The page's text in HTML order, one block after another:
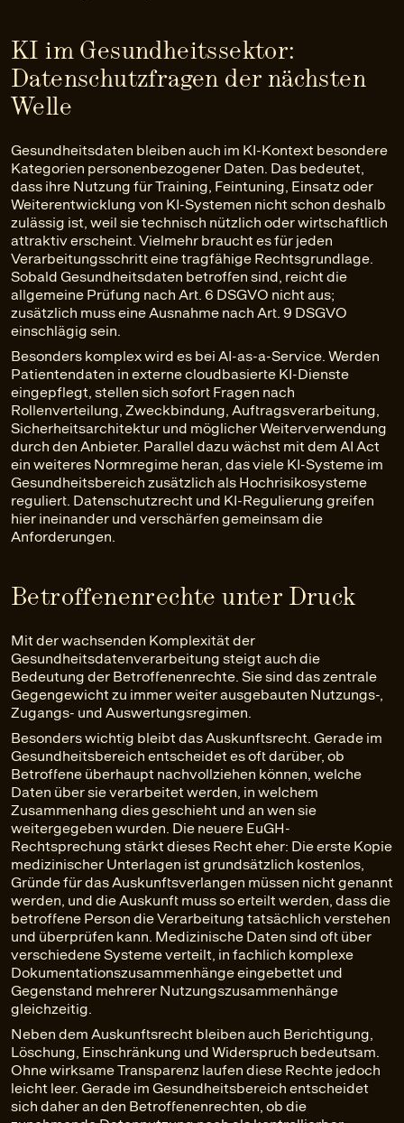
KI im Gesundheitssektor:
Datenschutzfragen der nächsten
Welle
Gesundheitsdaten bleiben auch im KI-Kontext besondere
Kategorien personenbezogener Daten. Das bedeutet,
dass ihre Nutzung für Training, Feintuning, Einsatz oder
Weiterentwicklung von KI-Systemen nicht schon deshalb
zulässig ist, weil sie technisch nützlich oder wirtschaftlich
attraktiv erscheint. Vielmehr braucht es für jeden
Verarbeitungsschritt eine tragfähige Rechtsgrundlage.
Sobald Gesundheitsdaten betroffen sind, reicht die
allgemeine Prüfung nach Art. 6 DSGVO nicht aus;
zusätzlich muss eine Ausnahme nach Art. 9 DSGVO
einschlägig sein.
Besonders komplex wird es bei AI-as-a-Service. Werden
Patientendaten in externe cloudbasierte KI-Dienste
eingepflegt, stellen sich sofort Fragen nach
Rollenverteilung, Zweckbindung, Auftragsverarbeitung,
Sicherheitsarchitektur und möglicher Weiterverwendung
durch den Anbieter. Parallel dazu wächst mit dem AI Act
ein weiteres Normregime heran, das viele KI-Systeme im
Gesundheitsbereich zusätzlich als Hochrisikosysteme
reguliert. Datenschutzrecht und KI-Regulierung greifen
hier ineinander und verschärfen gemeinsam die
Anforderungen.
Betroffenenrechte unter Druck
Mit der wachsenden Komplexität der
Gesundheitsdatenverarbeitung steigt auch die
Bedeutung der Betroffenenrechte. Sie sind das zentrale
Gegengewicht zu immer weiter ausgebauten Nutzungs-,
Zugangs- und Auswertungsregimen.
Besonders wichtig bleibt das Auskunftsrecht. Gerade im
Gesundheitsbereich entscheidet es oft darüber, ob
Betroffene überhaupt nachvollziehen können, welche
Daten über sie verarbeitet werden, in welchem
Zusammenhang dies geschieht und an wen sie
weitergegeben wurden. Die neuere EuGH-
Rechtsprechung stärkt dieses Recht eher: Die erste Kopie
medizinischer Unterlagen ist grundsätzlich kostenlos,
Gründe für das Auskunftsverlangen müssen nicht genannt
werden, und die Auskunft muss so erteilt werden, dass die
betroffene Person die Verarbeitung tatsächlich verstehen
und überprüfen kann. Medizinische Daten sind oft über
verschiedene Systeme verteilt, in fachlich komplexe
Dokumentationszusammenhänge eingebettet und
Gegenstand mehrerer Nutzungszusammenhänge
gleichzeitig.
Neben dem Auskunftsrecht bleiben auch Berichtigung,
Löschung, Einschränkung und Widerspruch bedeutsam.
Ohne wirksame Transparenz laufen diese Rechte jedoch
leicht leer. Gerade im Gesundheitsbereich entscheidet
sich daher an den Betroffenenrechten, ob die